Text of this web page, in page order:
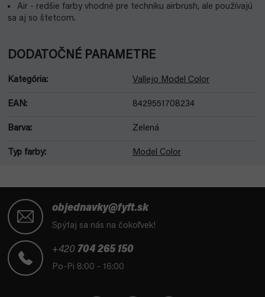
Air - redšie farby vhodné pre techniku airbrush, ale používajú
sa aj so štetcom.
DODATOČNÉ PARAMETRE
Kategória: Vallejo Model Color
EAN: 8429551708234
Barva: Zelená
Typ farby: Model Color
objednavky@fyft.sk
Spýtaj sa nás na čokoľvek!
+420 704 265 150
Po-Pi 8:00 - 16:00